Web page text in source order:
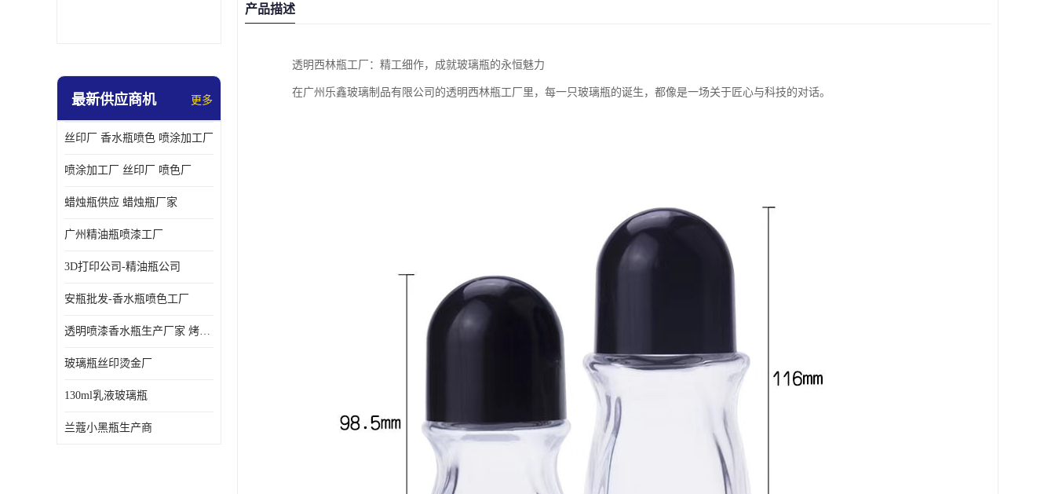
最新供应商机 更多
丝印厂 香水瓶喷色 喷涂加工厂
喷涂加工厂 丝印厂 喷色厂
蜡烛瓶供应 蜡烛瓶厂家
广州精油瓶喷漆工厂
3D打印公司-精油瓶公司
安瓶批发-香水瓶喷色工厂
透明喷漆香水瓶生产厂家 烤漆抛光香水瓶厂家
玻璃瓶丝印烫金厂
130ml乳液玻璃瓶
兰蔻小黑瓶生产商
产品描述
透明西林瓶工厂：精工细作，成就玻璃瓶的永恒魅力
在广州乐鑫玻璃制品有限公司的透明西林瓶工厂里，每一只玻璃瓶的诞生，都像是一场关于匠心与科技的对话。